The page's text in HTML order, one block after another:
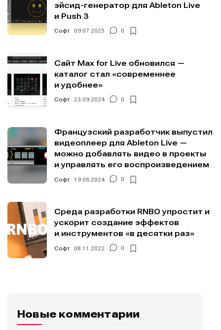
Написание
Написание
эйсид-генератор для Ableton Live
и Push 3
Софт 09.07.2025 0
Сайт Max for Live обновился —
каталог стал «современнее
и удобнее»
Софт 23.09.2024 0
Французский разработчик выпустил
видеоплеер для Ableton Live —
можно добавлять видео в проекты
и управлять его воспроизведением
Софт 19.06.2024 0
Среда разработки RNBO упростит и
ускорит создание эффектов
и инструментов «в десятки раз»
Софт 08.11.2022 0
Новые комментарии